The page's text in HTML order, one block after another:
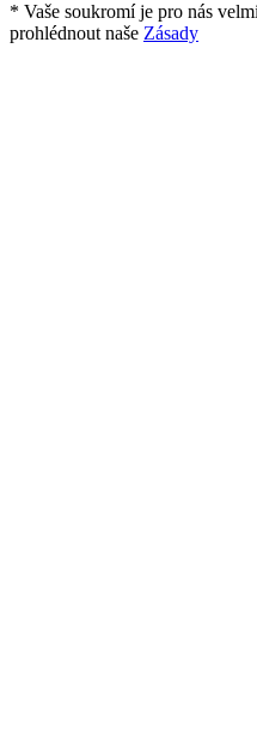
* Vaše soukromí je pro nás
prohlédnout naše Zásady